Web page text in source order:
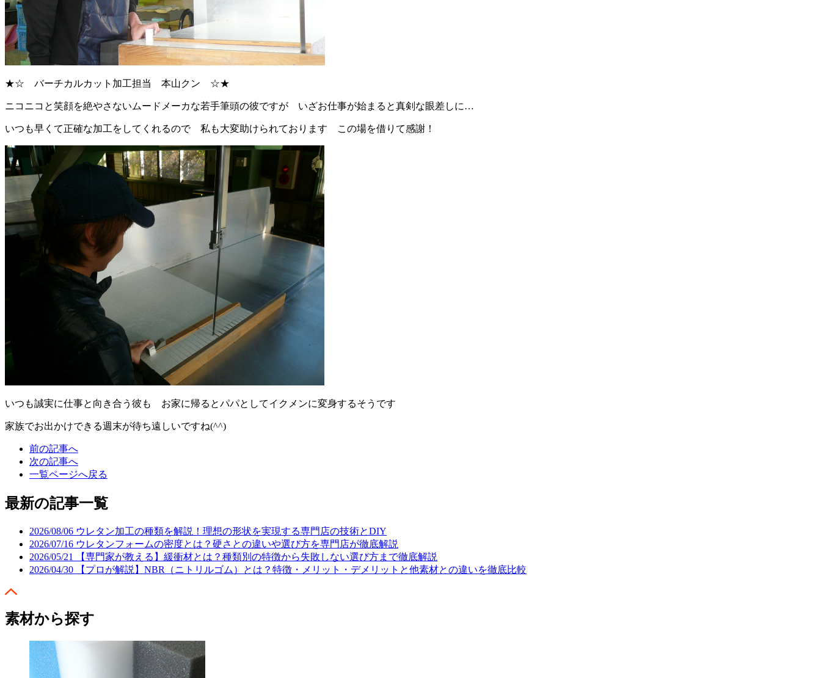
★☆ バーチカルカット加工担当 本山クン ☆★
ニコニコと笑顔を絶やさないムードメーカな若手筆頭の彼ですが いざお仕事が始まると真剣な眼差しに…
いつも早くて正確な加工をしてくれるので 私も大変助けられております この場を借りて感謝！
いつも誠実に仕事と向き合う彼も お家に帰るとパパとしてイクメンに変身するそうです
家族でお出かけできる週末が待ち遠しいですね(^^)
前の記事へ
次の記事へ
一覧ページへ戻る
最新の記事一覧
2026/08/06 ウレタン加工の種類を解説！理想の形状を実現する専門店の技術とDIY
2026/07/16 ウレタンフォームの密度とは？硬さとの違いや選び方を専門店が徹底解説
2026/05/21
【専門家が教える】緩衝材とは？種類別の特徴から失敗しない選び方まで徹底解説
2026/04/30
【プロが解説】NBR（ニトリルゴム）とは？特徴・メリット・デメリットと他素材との違いを徹底比較
素材から探す